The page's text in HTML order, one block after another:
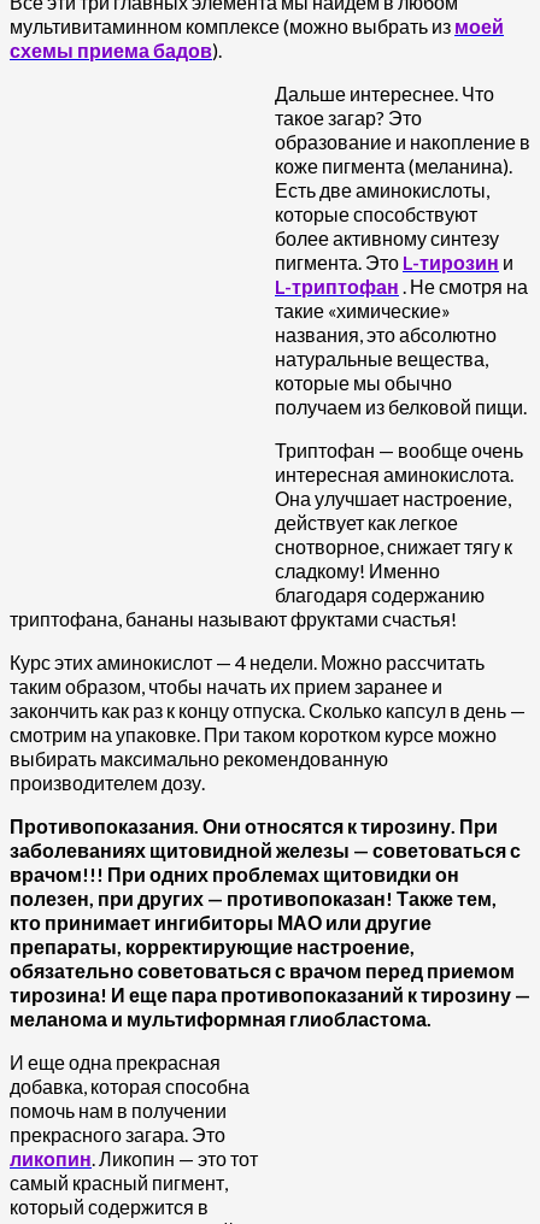
мультивитаминном комплексе (можно выбрать из моей
схемы приема бадов).
Дальше интереснее. Что
такое загар? Это
образование и накопление в
коже пигмента (меланина).
Есть две аминокислоты,
которые способствуют
более активному синтезу
пигмента. Это L-тирозин и
L-триптофан . Не смотря на
такие «химические»
названия, это абсолютно
натуральные вещества,
которые мы обычно
получаем из белковой пищи.
Триптофан — вообще очень
интересная аминокислота.
Она улучшает настроение,
действует как легкое
снотворное, снижает тягу к
сладкому! Именно
благодаря содержанию
триптофана, бананы называют фруктами счастья!
Курс этих аминокислот — 4 недели. Можно рассчитать
таким образом, чтобы начать их прием заранее и
закончить как раз к концу отпуска. Сколько капсул в день —
смотрим на упаковке. При таком коротком курсе можно
выбирать максимально рекомендованную
производителем дозу.
Противопоказания. Они относятся к тирозину. При
заболеваниях щитовидной железы — советоваться с
врачом!!! При одних проблемах щитовидки он
полезен, при других — противопоказан! Также тем,
кто принимает ингибиторы МАО или другие
препараты, корректирующие настроение,
обязательно советоваться с врачом перед приемом
тирозина! И еще пара противопоказаний к тирозину —
меланома и мультиформная глиобластома.
И еще одна прекрасная
добавка, которая способна
помочь нам в получении
прекрасного загара. Это
ликопин. Ликопин — это тот
самый красный пигмент,
который содержится в